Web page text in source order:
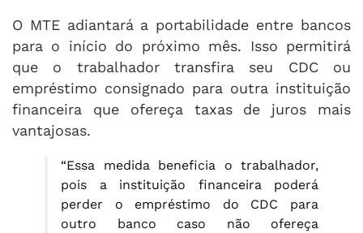
O MTE adiantará a portabilidade entre bancos
para o início do próximo mês. Isso permitirá
que o trabalhador transfira seu CDC ou
empréstimo consignado para outra instituição
financeira que ofereça taxas de juros mais
vantajosas.
“Essa medida beneficia o trabalhador,
pois a instituição financeira poderá
perder o empréstimo do CDC para
outro banco caso não ofereça